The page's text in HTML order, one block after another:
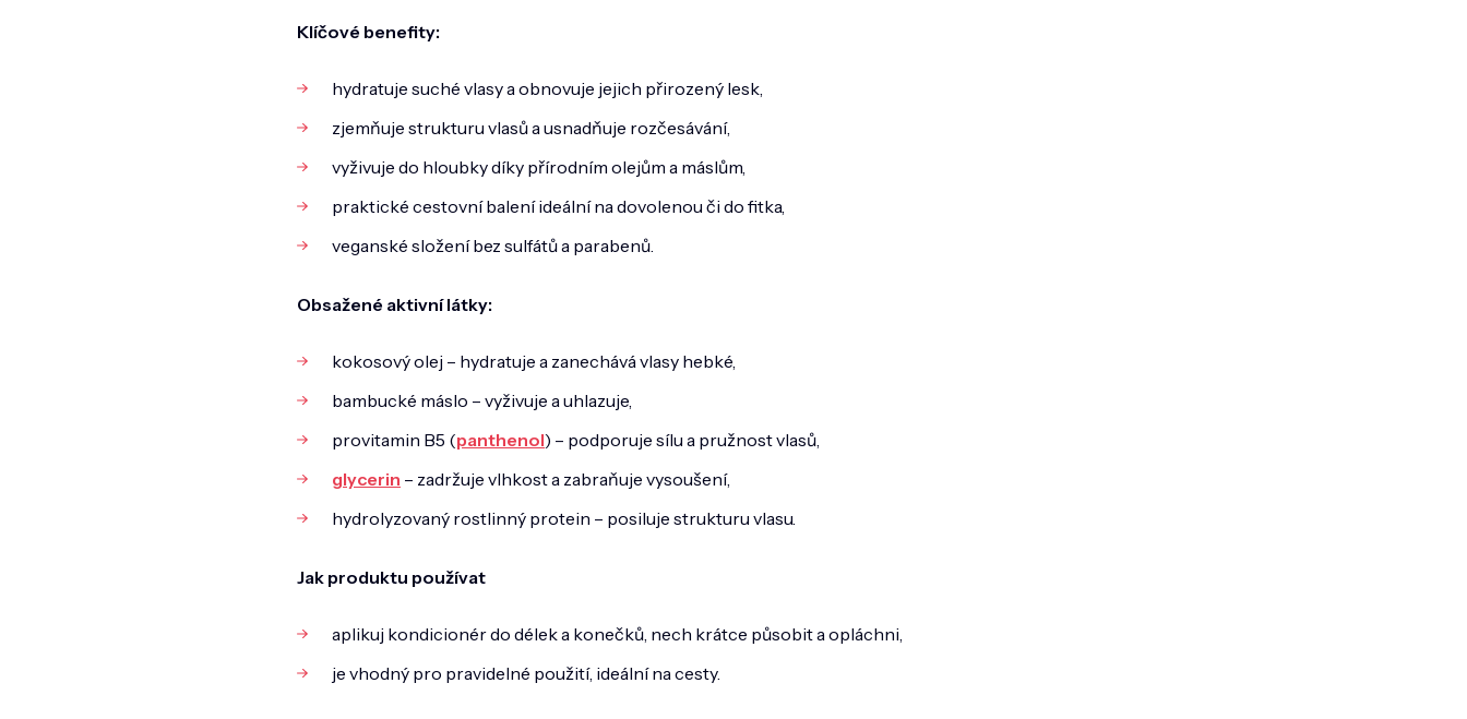
Klíčové benefity:
hydratuje suché vlasy a obnovuje jejich přirozený lesk,
zjemňuje strukturu vlasů a usnadňuje rozčesávání,
vyživuje do hloubky díky přírodním olejům a máslům,
praktické cestovní balení ideální na dovolenou či do fitka,
veganské složení bez sulfátů a parabenů.
Obsažené aktivní látky:
kokosový olej – hydratuje a zanechává vlasy hebké,
bambucké máslo – vyživuje a uhlazuje,
provitamin B5 (panthenol) – podporuje sílu a pružnost vlasů,
glycerin – zadržuje vlhkost a zabraňuje vysoušení,
hydrolyzovaný rostlinný protein – posiluje strukturu vlasu.
Jak produktu používat
aplikuj kondicionér do délek a konečků, nech krátce působit a opláchni,
je vhodný pro pravidelné použití, ideální na cesty.